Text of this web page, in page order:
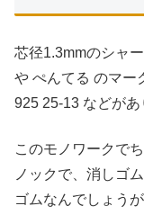
芯径1.3mmのシャ
や ぺんてる のマー
925 25-13 などがあ
このモノワークで
ノックで、消しゴ
ゴムなんでしょう